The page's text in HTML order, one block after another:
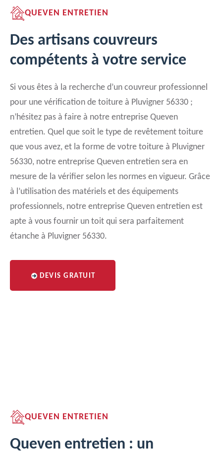
QUEVEN ENTRETIEN
Des artisans couvreurs
compétents à votre service
Si vous êtes à la recherche d’un couvreur professionnel
pour une vérification de toiture à Pluvigner 56330 ;
n’hésitez pas à faire à notre entreprise Queven
entretien. Quel que soit le type de revêtement toiture
que vous avez, et la forme de votre toiture à Pluvigner
56330, notre entreprise Queven entretien sera en
mesure de la vérifier selon les normes en vigueur. Grâce
à l’utilisation des matériels et des équipements
professionnels, notre entreprise Queven entretien est
apte à vous fournir un toit qui sera parfaitement
étanche à Pluvigner 56330.
DEVIS GRATUIT
QUEVEN ENTRETIEN
Queven entretien : un